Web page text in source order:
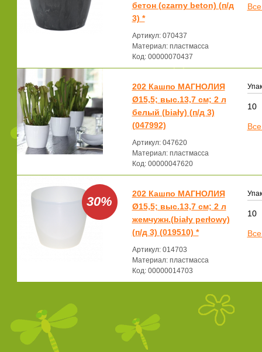
бетон (czarny beton) (п/д
3) *
Артикул: 070437
Материал: пластмасса
Код: 00000070437
202 Кашпо МАГНОЛИЯ
Ø15,5; выс.13,7 см; 2 л
белый (biały) (п/д 3)
(047992)
Артикул: 047620
Материал: пластмасса
Код: 00000047620
10
30%
202 Кашпо МАГНОЛИЯ
Ø15,5; выс.13,7 см; 2 л
жемчужн.(biały perłowy)
(п/д 3) (019510) *
Артикул: 014703
Материал: пластмасса
Код: 00000014703
10